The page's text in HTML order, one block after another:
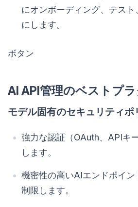
にオンボーディング、テスト
にします。
ボタン
AI API管理のベストプ
モデル固有のセキュリティポ
強力な認証（OAuth、APIキ
します。
機密性の高いAIエンドポイン
制限します。